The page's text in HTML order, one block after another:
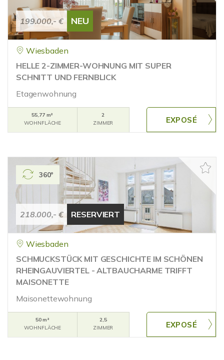
199.000,- € NEU
Wiesbaden
HELLE 2-ZIMMER-WOHNUNG MIT SUPER
SCHNITT UND FERNBLICK
Etagenwohnung
55,77 m²
WOHNFLÄCHE
2
ZIMMER
218.000,- € RESERVIERT
360°
Wiesbaden
SCHMUCKSTÜCK MIT GESCHICHTE IM SCHÖNEN
RHEINGAUVIERTEL - ALTBAUCHARME TRIFFT
MAISONETTE
Maisonettewohnung
50 m²
WOHNFLÄCHE
2,5
ZIMMER